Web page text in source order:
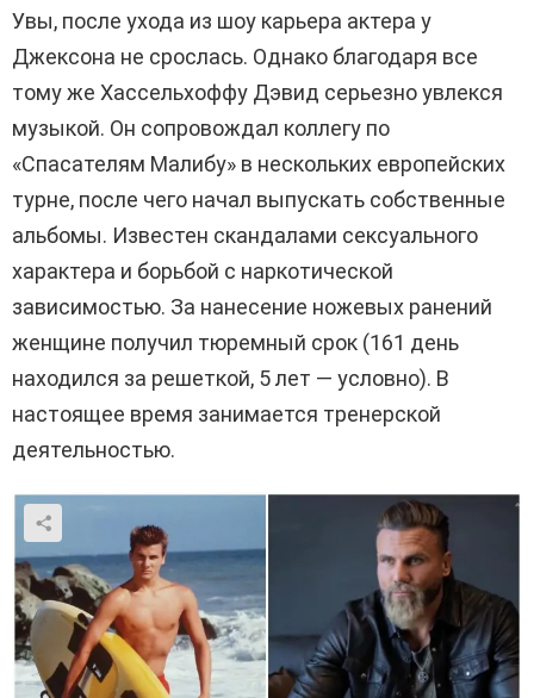
Увы, после ухода из шоу карьера актера у
Джексона не срослась. Однако благодаря все
тому же Хассельхоффу Дэвид серьезно увлекся
музыкой. Он сопровождал коллегу по
«Спасателям Малибу» в нескольких европейских
турне, после чего начал выпускать собственные
альбомы. Известен скандалами сексуального
характера и борьбой с наркотической
зависимостью. За нанесение ножевых ранений
женщине получил тюремный срок (161 день
находился за решеткой, 5 лет — условно). В
настоящее время занимается тренерской
деятельностью.